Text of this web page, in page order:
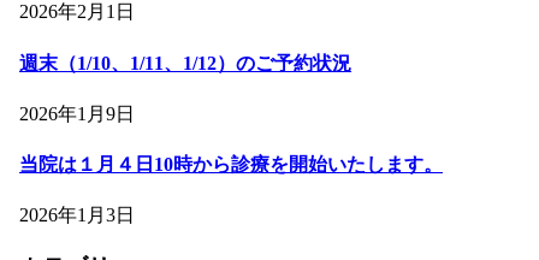
2026年2月1日
週末（1/10、1/11、1/12）のご予約状況
2026年1月9日
当院は１月４日10時から診療を開始いたします。
2026年1月3日